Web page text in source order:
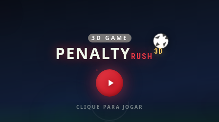
3D GAME
PENALTY RUSH
3D
CLIQUE PARA JOGAR